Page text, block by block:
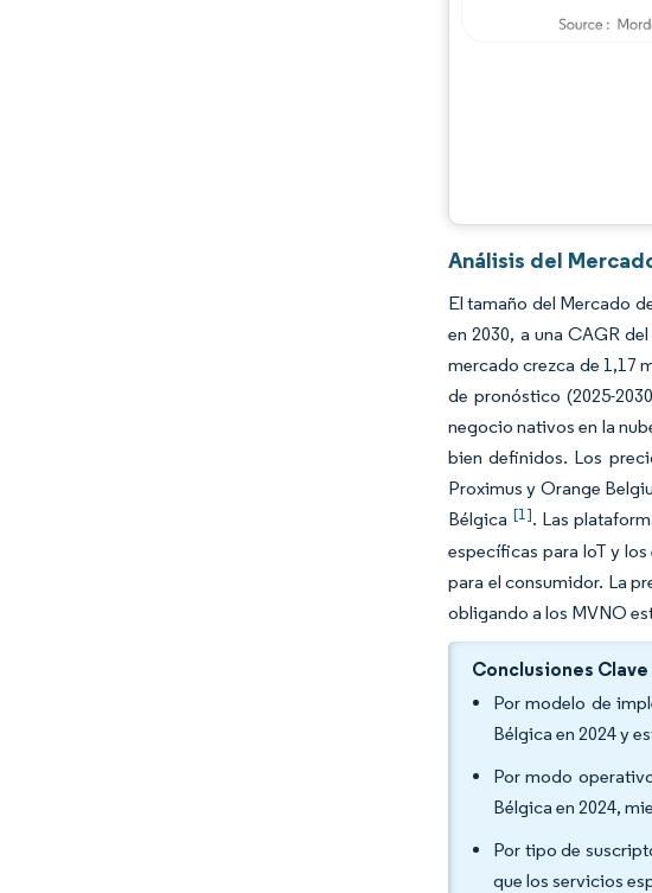
Análisis del
El tamaño del Mercado
en 2030, a una CAGR
mercado crezca de 1,17
de pronóstico (2025-
negocio nativos en la
bien definidos. Los
Proximus y Orange
Bélgica [1]. Las
específicas para IoT y
para el consumidor. La
obligando a los MVNO
Conclusiones
Por modelo de
Bélgica en 2024 y
Por modo
Bélgica en 2024,
Por tipo de
que los servicios